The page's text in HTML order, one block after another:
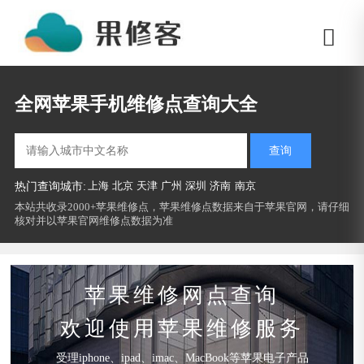
全网苹果手机维修点查询大全
查询
热门查询城市: 上海 北京 天津 广州 深圳 济南 南京
本站共收录2000+苹果维修点，苹果维修点数据来自于苹果官网，请仔细
核对并以苹果官网维修点数据为准
苹果维修网点查询
欢迎使用苹果维修服务
受理iphone、ipad、imac、MacBook等苹果电子产品